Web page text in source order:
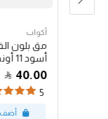
أكواب
مق بلون
أسود 11 أونص
40.00
5